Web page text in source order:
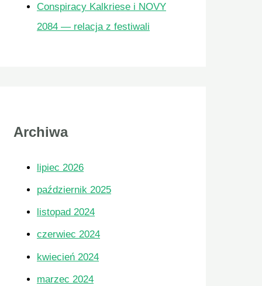
Conspiracy Kalkriese i NOVY
2084 — relacja z festiwali
Archiwa
lipiec 2026
październik 2025
listopad 2024
czerwiec 2024
kwiecień 2024
marzec 2024